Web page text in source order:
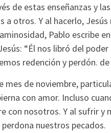
de estas enseñanzas y
a otros. Y al hacerlo,
Pablo escribe
“Él nos libró del
redención y perdón. de
mes de noviembre,
con amor. Incluso
con nosotros. Y al sufrir y
perdona nuestros pecados.